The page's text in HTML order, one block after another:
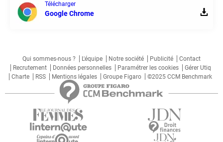
Télécharger
Google Chrome
Qui sommes-nous ? L'équipe Notre société Publicité
Contact
Recrutement
Données personnelles Paramétrer les cookies
Gérer Utiq
Charte
RSS Mentions légales Groupe Figaro ©2025 CCM Benchmark